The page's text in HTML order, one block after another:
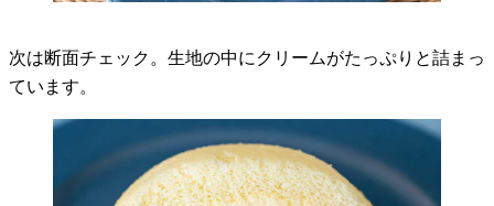
次は断面チェック。生地の中にクリームがたっぷりと詰まっ
ています。